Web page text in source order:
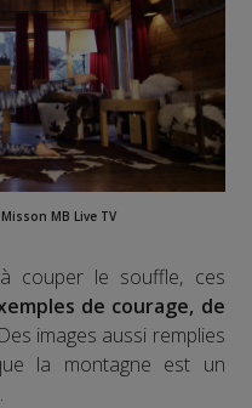
Misson MB Live TV
couper le souffle, ces
de courage, de
images aussi remplies
la montagne est un